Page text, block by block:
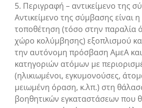
5. Περιγραφή – αντικείμενο της
Αντικείμενο της σύμβασης είναι
τοποθέτηση (τόσο στην παραλία
χώρο κολύμβησης) εξοπλισμού
την αυτόνομη πρόσβαση ΑμεΑ
κατηγοριών ατόμων με
(ηλικιωμένοι, εγκυμονούσες,
μειωμένη όραση, κ.λπ.) στη
βοηθητικών εγκαταστάσεων που